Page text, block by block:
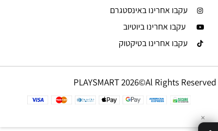
עקבו אחרינו באינסטגרם
עקבו אחרינו ביוטיוב
עקבו אחרינו בטיקטוק
PLAYSMART 2026©Al Rights Reserved
✕